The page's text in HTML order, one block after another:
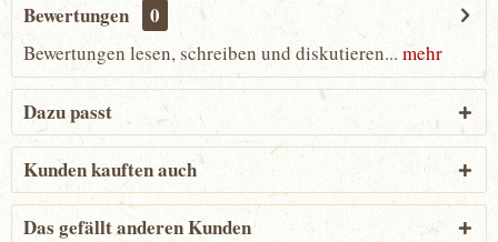
Bewertungen 0
Bewertungen lesen, schreiben und diskutieren... mehr
Dazu passt
Kunden kauften auch
Das gefällt anderen Kunden